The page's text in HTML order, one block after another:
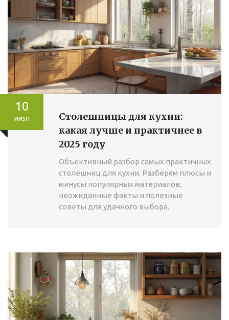
10
июл
Столешницы для кухни:
какая лучше и практичнее в
2025 году
Объективный разбор самых практичных
столешниц для кухни. Разберём плюсы и
минусы популярных материалов,
неожиданные факты и полезные
советы для удачного выбора.